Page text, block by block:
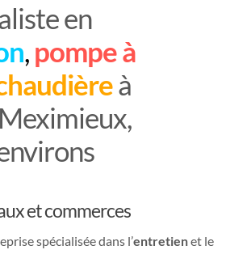
en
,pompe à
à
et commerces
spécialisée dans l’entretienet le